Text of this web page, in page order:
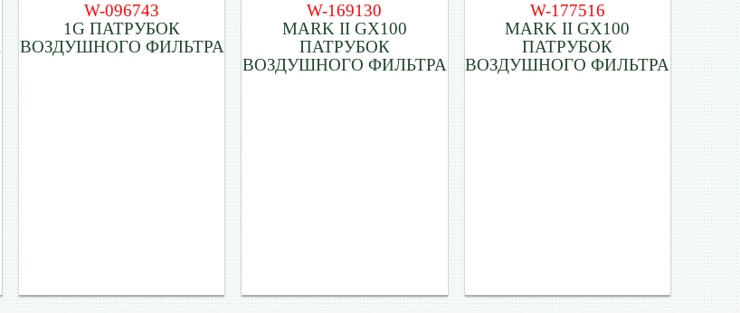
W-096743
1G ПАТРУБОК
ВОЗДУШНОГО ФИЛЬТРА
W-169130
MARK II GX100
ПАТРУБОК
ВОЗДУШНОГО ФИЛЬТРА
W-177516
MARK II GX100
ПАТРУБОК
ВОЗДУШНОГО ФИЛЬТРА